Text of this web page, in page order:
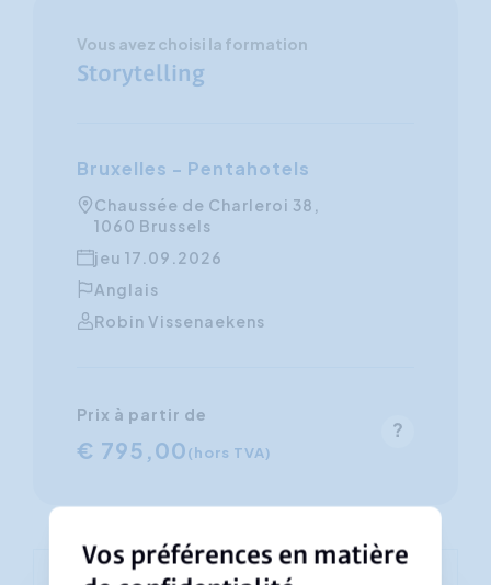
Vous avez choisi la formation
Storytelling
Bruxelles - Pentahotels
Chaussée de Charleroi 38,
1060 Brussels
jeu 17.09.2026
Anglais
Robin Vissenaekens
Prix à partir de
€ 795,00(hors TVA)
Vos préférences en matière